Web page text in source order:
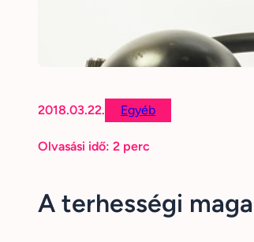
2018.03.22. Egyéb
Olvasási idő: 2 perc
A terhességi